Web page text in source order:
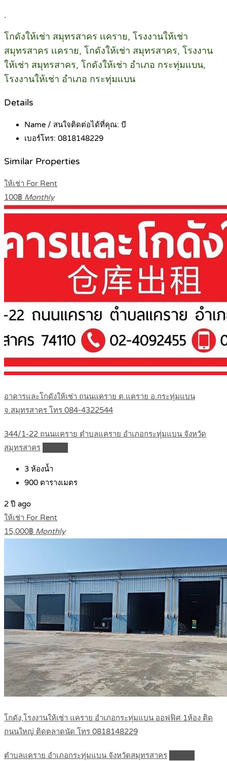
.
โกดังให้เช่า สมุทรสาคร เเคราย, โรงงานให้เช่า
สมุทรสาคร เเคราย, โกดังให้เช่า สมุทรสาคร, โรงงาน
ให้เช่า สมุทรสาคร, โกดังให้เช่า อำเภอ กระทุ่มแบน,
โรงงานให้เช่า อำเภอ กระทุ่มแบน
Details
Name / สนใจติดต่อได้ที่คุณ: บี
เบอร์โทร: 0818148229
Similar Properties
ให้เช่า For Rent
100฿ Monthly
อาคารและโกดังให้เช่า ถนนแคราย ต.แคราย อ.กระทุ่มแบน
จ.สมุทรสาคร โทร 084-4322544
344/1-22 ถนนแคราย ตำบลแคราย อำเภอกระทุ่มแบน จังหวัด
สมุทรสาคร
3 ห้องน้ำ
900 ตารางเมตร
2 ปี ago
ให้เช่า For Rent
15,000฿ Monthly
โกดัง,โรงงานให้เช่า แคราย อำเภอกระทุ่มแบน ออฟฟิศ 1ห้อง ติด
ถนนใหญ่ ติดตลาดนัด โทร 0818148229
ตำบลแคราย อำเภอกระทุ่มแบน จังหวัดสมุทรสาคร